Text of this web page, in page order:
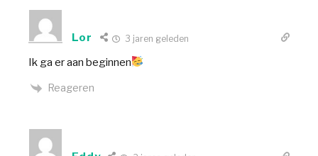
Lor 3 jaren geleden
Ik ga er aan beginnen
Reageren